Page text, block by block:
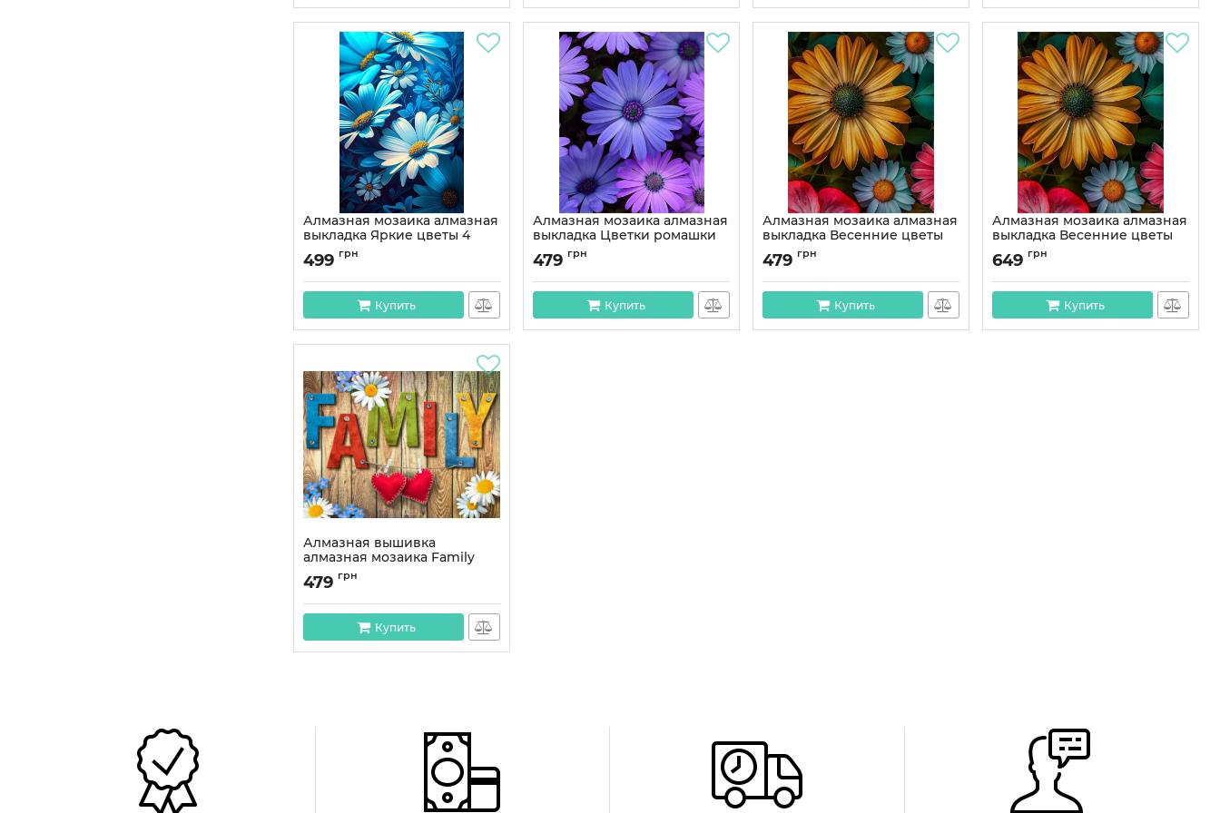
Алмазная мозаика алмазная
выкладка Яркие цветы 4
45x30 OG00623SS
Артикул:
499 грн
Купить
Алмазная мозаика алмазная
выкладка Цветки ромашки
40x30 OG00527SS
Артикул:
479 грн
Купить
Алмазная мозаика алмазная
выкладка Весенние цветы
40x30 OG00512SS
Артикул:
479 грн
Купить
Алмазная мозаика алмазная
выкладка Весенние цветы
50x40 OG00512SB
Артикул:
649 грн
Купить
Алмазная вышивка
алмазная мозаика Family
30x40 OG00108SS
Артикул:
479 грн
Купить